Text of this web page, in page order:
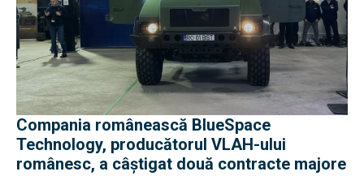
Compania românească BlueSpace
Technology, producătorul VLAH-ului
românesc, a câștigat două contracte majore